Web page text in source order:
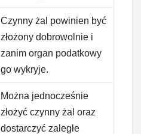
Czynny żal powinien być
złożony dobrowolnie i
zanim organ podatkowy
go wykryje.
Można jednocześnie
złożyć czynny żal oraz
dostarczyć zaległe